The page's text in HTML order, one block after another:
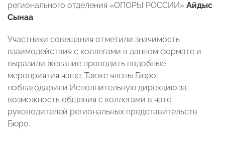
регионального отделения «ОПОРЫ РОССИИ» Айдыс
Сынаа.
Участники совещания отметили значимость
взаимодействия с коллегами в данном формате и
выразили желание проводить подобные
мероприятия чаще. Также члены Бюро
поблагодарили Исполнительную дирекцию за
возможность общения с коллегами в чате
руководителей региональных представительств
Бюро.